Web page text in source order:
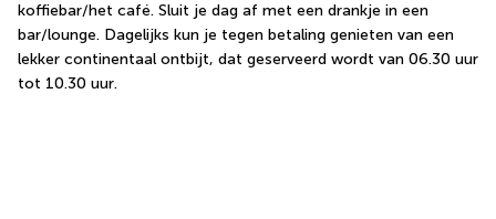
koffiebar/het café. Sluit je dag af met een drankje in een
bar/lounge. Dagelijks kun je tegen betaling genieten van een
lekker continentaal ontbijt, dat geserveerd wordt van 06.30 uur
tot 10.30 uur.